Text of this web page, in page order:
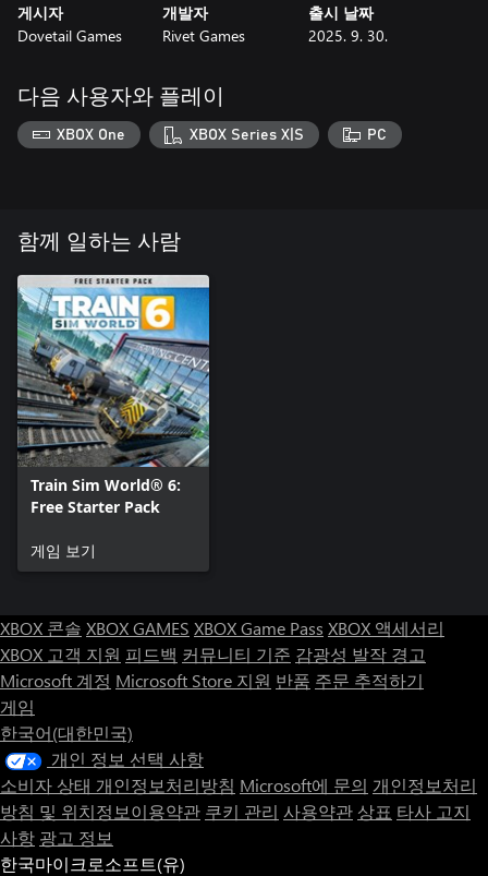
게시자
Dovetail Games
개발자
Rivet Games
출시 날짜
2025. 9. 30.
다음 사용자와 플레이
XBOX One XBOX Series X|S PC
함께 일하는 사람
Train Sim World® 6:
Free Starter Pack
게임 보기
XBOX 콘솔 XBOX GAMES XBOX Game Pass XBOX 액세서리
XBOX 고객 지원 피드백 커뮤니티 기준 감광성 발작 경고
Microsoft 계정 Microsoft Store 지원 반품 주문 추적하기
게임
한국어(대한민국)
개인 정보 선택 사항
소비자 상태 개인정보처리방침 Microsoft에 문의 개인정보처리
방침 및 위치정보이용약관 쿠키 관리 사용약관 상표 타사 고지
사항 광고 정보
한국마이크로소프트(유)